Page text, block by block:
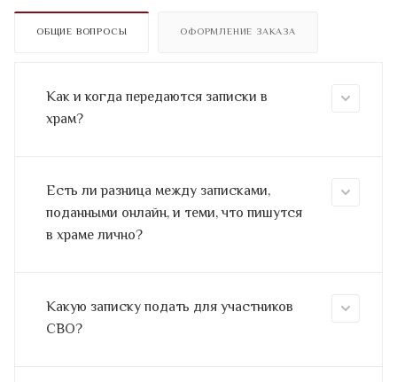
ОБЩИЕ ВОПРОСЫ ОФОРМЛЕНИЕ ЗАКАЗА
Как и когда передаются записки в
храм?
Есть ли разница между записками,
поданными онлайн, и теми, что пишутся
в храме лично?
Какую записку подать для участников
СВО?